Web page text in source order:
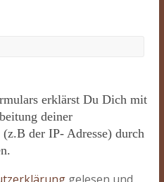
erklärst Du Dich mit
deiner
der IP- Adresse) durch